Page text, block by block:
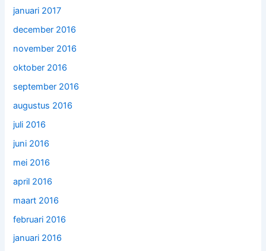
januari 2017
december 2016
november 2016
oktober 2016
september 2016
augustus 2016
juli 2016
juni 2016
mei 2016
april 2016
maart 2016
februari 2016
januari 2016